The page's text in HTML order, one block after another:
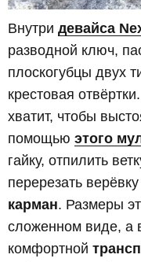
Внутри девайса
разводной ключ,
плоскогубцы двух
крестовая
хватит, чтобы
помощью этого
гайку, отпилить
перерезать
карман. Размеры
сложенном виде, а
комфортной